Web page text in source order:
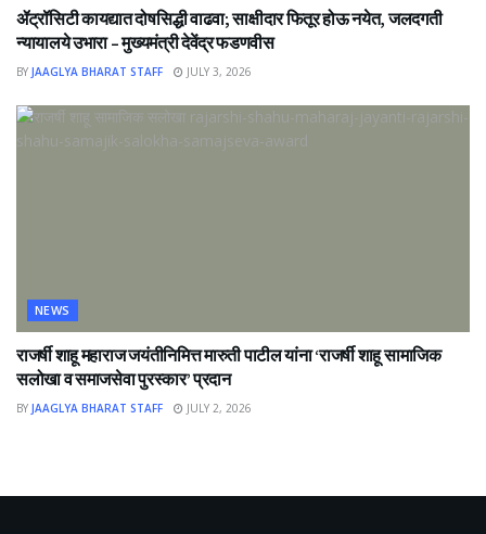
ॲट्रॉसिटी कायद्यात दोषसिद्धी वाढवा; साक्षीदार फितूर होऊ नयेत, जलदगती
न्यायालये उभारा – मुख्यमंत्री देवेंद्र फडणवीस
BY JAAGLYA BHARAT STAFF JULY 3, 2026
NEWS
राजर्षी शाहू महाराज जयंतीनिमित्त मारुती पाटील यांना ‘राजर्षी शाहू सामाजिक
सलोखा व समाजसेवा पुरस्कार’ प्रदान
BY JAAGLYA BHARAT STAFF JULY 2, 2026